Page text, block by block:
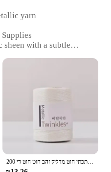
yarn
with a subtle
for embellishing clothing,
Durable, resilient, and
wholesale purchases
and Versatility**
is a testament to
This metallic
200 גרם/כדור חוט מתכתי חוט מדליק זהב חוט חוט דיy עבודת יד סריגה